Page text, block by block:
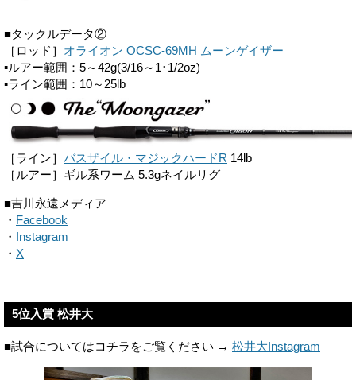
■タックルデータ②
［ロッド］ オライオン OCSC-69MH ムーンゲイザー
▪ルアー範囲：5～42g(3/16～1･1/2oz)
▪ライン範囲：10～25lb
［ライン］ バスザイル・マジックハードR 14lb
［ルアー］ギル系ワーム 5.3gネイルリグ
■吉川永遠メディア
・ Facebook
・ Instagram
・ X
5位入賞 松井大
■試合についてはコチラをご覧ください → 松井大Instagram